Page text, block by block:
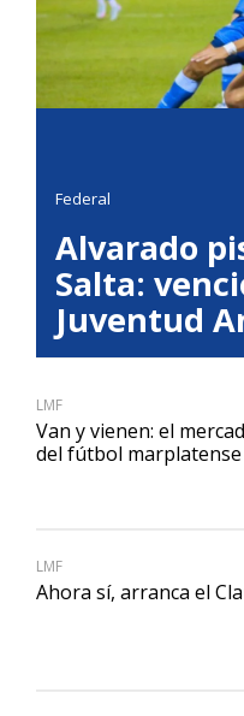
Federal
Alvarado
Salta:
Juventud
LMF
Van y vienen: el
del fútbol marplatense
LMF
Ahora sí, arranca el